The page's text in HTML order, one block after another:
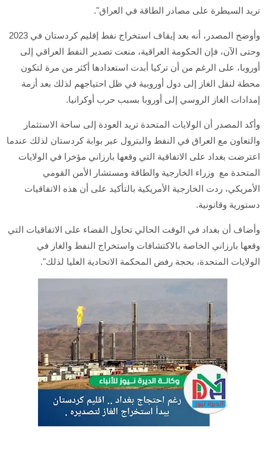
تريد السيطرة على مصادر الطاقة في العراق".
وأوضح المصدر، أنه بعد إيقاف استخراج نفط إقليم كردستان في 2023
وحتى الآن، فإن الحكومة العراقية، منعت تصدير النفط العراقي إلى
أوروبا، على الرغم من أن تركيا أبدت استعدادها أكثر من مرة لتكون
محطة لنقل الغاز إلى دول أوروبية في ظل احتياجهم لذلك بعد أزمة
إمدادات الغاز الروسي إلى أوروبا بسبب حرب أوكرانيا.
وأكد المصدر أن الولايات المتحدة تريد العودة إلى ساحة الاستثمار
والتعاون مع العراق في النفط والبترول عبر بوابة كردستان لذلك عندما
اعترضت بغداد على الاتفاقية التي وقعها بارزاني مؤخرا في الولايات
المتحدة مع وزراء الخارجية والطاقة ومستشار الأمن القومي
الأمريكي، ردت الخارجية الأمريكية بالتأكيد على أن هذه الاتفاقيات
دستورية وقانونية.
وأضاف أن بغداد في الوقت الحالي تحاول القضاء على الاتفاقيات التي
وقعها بارزاني الخاصة بالاكتشافات واستخراج النفط والغاز في
الولايات المتحدة، بحجة رفض المحكمة الاتحادية العليا لذلك".